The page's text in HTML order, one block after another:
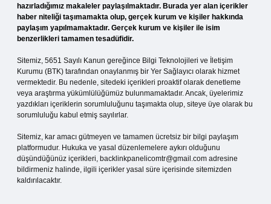
hazırladığımız makaleler paylaşılmaktadır. Burada yer alan içerikler
haber niteliği taşımamakta olup, gerçek kurum ve kişiler hakkında
paylaşım yapılmamaktadır. Gerçek kurum ve kişiler ile isim
benzerlikleri tamamen tesadüfidir.
Sitemiz, 5651 Sayılı Kanun gereğince Bilgi Teknolojileri ve İletişim
Kurumu (BTK) tarafından onaylanmış bir Yer Sağlayıcı olarak hizmet
vermektedir. Bu nedenle, sitedeki içerikleri proaktif olarak denetleme
veya araştırma yükümlülüğümüz bulunmamaktadır. Ancak, üyelerimiz
yazdıkları içeriklerin sorumluluğunu taşımakta olup, siteye üye olarak bu
sorumluluğu kabul etmiş sayılırlar.
Sitemiz, kar amacı gütmeyen ve tamamen ücretsiz bir bilgi paylaşım
platformudur. Hukuka ve yasal düzenlemelere aykırı olduğunu
düşündüğünüz içerikleri, backlinkpanelicomtr@gmail.com adresine
bildirmeniz halinde, ilgili içerikler yasal süre içerisinde sitemizden
kaldırılacaktır.